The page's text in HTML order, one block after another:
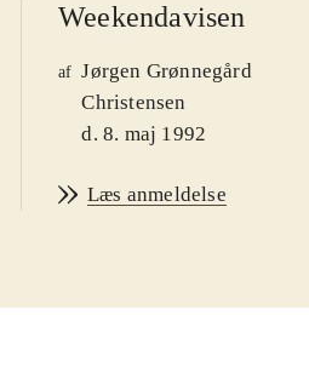
Weekendavisen
af Jørgen Grønnegård
Christensen
d. 8. maj 1992
Læs anmeldelse